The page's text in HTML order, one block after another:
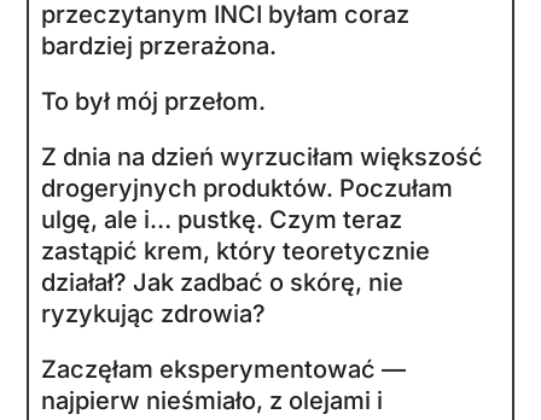
przeczytanym INCI byłam coraz
bardziej przerażona.
To był mój przełom.
Z dnia na dzień wyrzuciłam większość
drogeryjnych produktów. Poczułam
ulgę, ale i… pustkę. Czym teraz
zastąpić krem, który teoretycznie
działał? Jak zadbać o skórę, nie
ryzykując zdrowia?
Zaczęłam eksperymentować —
najpierw nieśmiało, z olejami i